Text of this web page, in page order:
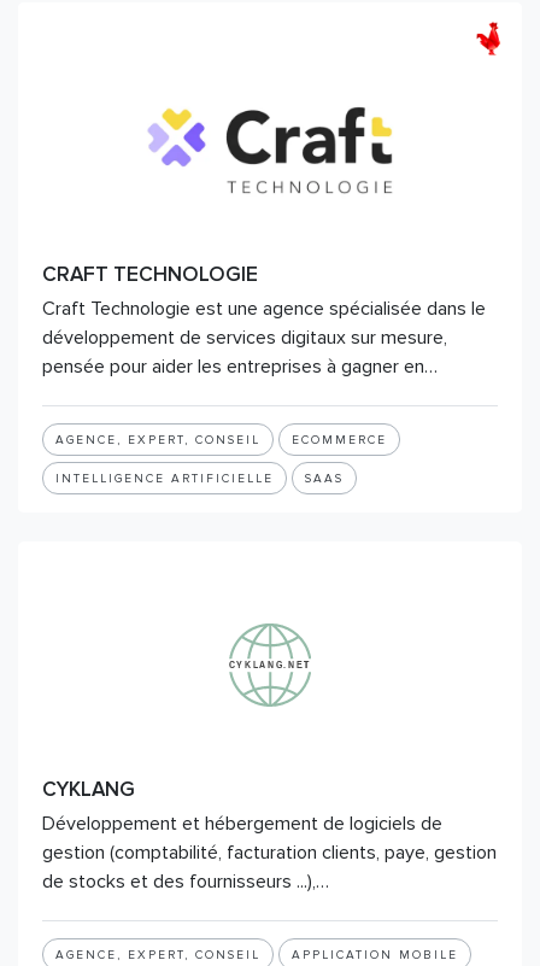
CRAFT TECHNOLOGIE
Craft Technologie est une agence spécialisée dans le
développement de services digitaux sur mesure,
pensée pour aider les entreprises à gagner en…
AGENCE, EXPERT, CONSEIL ECOMMERCE
INTELLIGENCE ARTIFICIELLE SAAS
CYKLANG
Développement et hébergement de logiciels de
gestion (comptabilité, facturation clients, paye, gestion
de stocks et des fournisseurs ...),…
AGENCE, EXPERT, CONSEIL APPLICATION MOBILE